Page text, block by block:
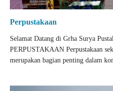
Perpustakaan
Selamat Datang di Grha Surya
PERPUSTAKAAN Perpustakaan
merupakan bagian penting dalam